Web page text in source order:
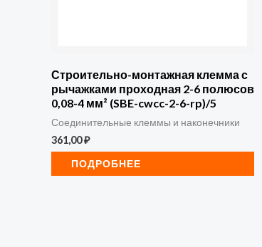
Строительно-монтажная клемма с
рычажками проходная 2-6 полюсов
0,08-4 мм² (SBE-cwcc-2-6-rp)/5
Соединительные клеммы и наконечники
361,00₽
ПОДРОБНЕЕ